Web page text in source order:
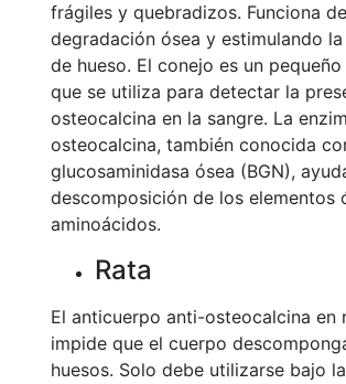
frágiles y quebradizos. Funciona
degradación ósea y estimulando
de hueso. El conejo es un
que se utiliza para detectar la
osteocalcina en la sangre. La
osteocalcina, también conocida
glucosaminidasa ósea (BGN),
descomposición de los elementos
aminoácidos.
Rata
El anticuerpo anti-osteocalcina en
impide que el cuerpo
huesos. Solo debe utilizarse bajo la